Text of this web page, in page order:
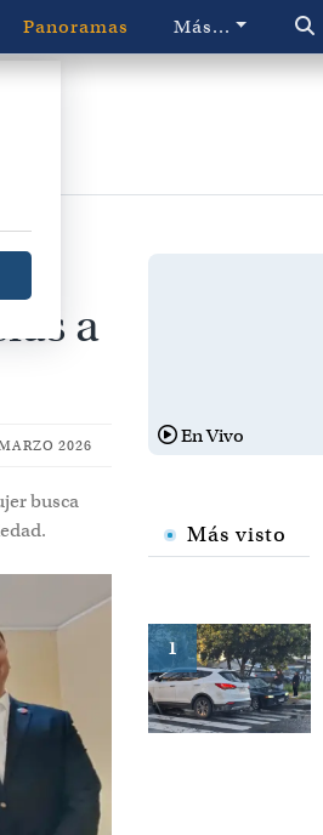
Panoramas Más...
a
2026
busca
En Vivo
Más visto
1